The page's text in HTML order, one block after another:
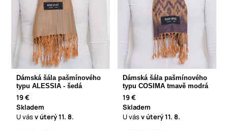
Dámská šála pašmínového
typu ALESSIA - šedá
19 €
Skladem
U vásv úterý11. 8.
Dámská šála pašmínového
typu COSIMA tmavě modrá
19 €
Skladem
U vásv úterý11. 8.